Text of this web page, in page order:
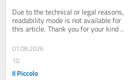
terrorizzava Gorizia
Due to the technical or legal reasons,
readability mode is not available for
this article. Thank you for your kind
01.08.2026
10
Il Piccolo